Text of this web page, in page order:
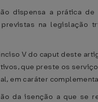
dispensa a prática
na legislação
V do caput deste
que preste os
em caráter
da isenção a que se